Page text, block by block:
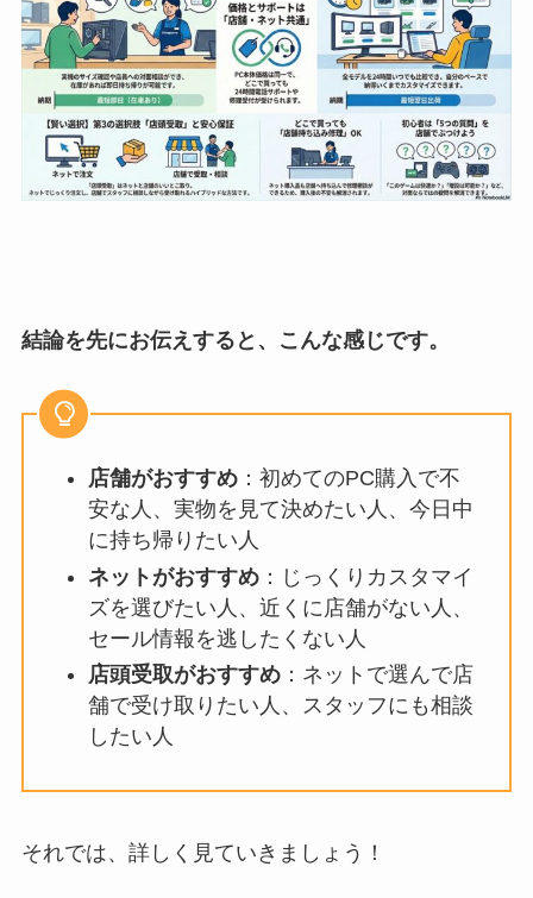
結論を先にお伝えすると、こんな感じです。
店舗がおすすめ：初めてのPC購入で不
安な人、実物を見て決めたい人、今日中
に持ち帰りたい人
ネットがおすすめ：じっくりカスタマイ
ズを選びたい人、近くに店舗がない人、
セール情報を逃したくない人
店頭受取がおすすめ：ネットで選んで店
舗で受け取りたい人、スタッフにも相談
したい人
それでは、詳しく見ていきましょう！